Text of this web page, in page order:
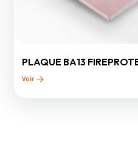
PLAQUE BA13
Voir